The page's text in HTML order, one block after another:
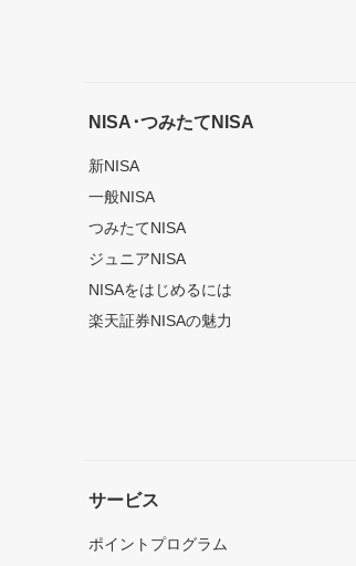
NISA･つみたてNISA
新NISA
一般NISA
つみたてNISA
ジュニアNISA
NISAをはじめるには
楽天証券NISAの魅力
サービス
ポイントプログラム